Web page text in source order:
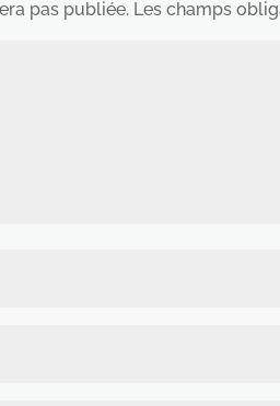
pas publiée. Les champs